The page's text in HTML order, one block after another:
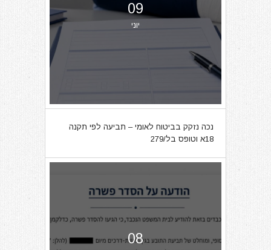
09
יוני
נכה נזקק בביטוח לאומי – תביעה לפי תקנה
18א וטופס בל/279
08